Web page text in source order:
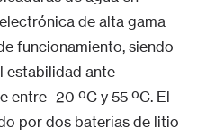
de alta gama
funcionamiento, siendo
estabilidad ante
entre -20 ºC y 55 ºC. El
por dos baterías de litio